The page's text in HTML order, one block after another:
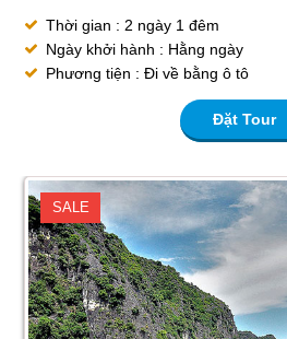
Thời gian : 2 ngày 1 đêm
Ngày khởi hành : Hằng ngày
Phương tiện : Đi về bằng ô tô
Đặt Tour
SALE